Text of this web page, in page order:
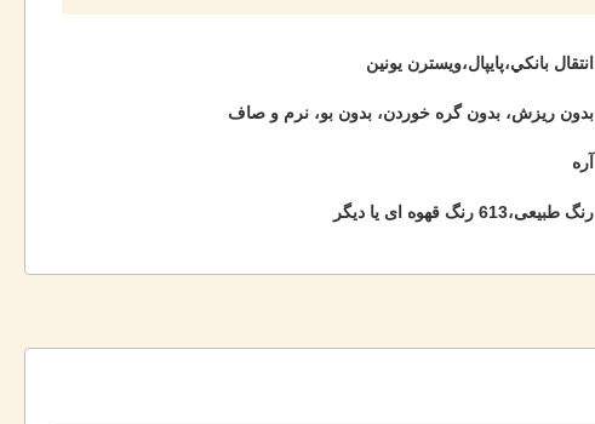
انتقال بانکي،پايپال،ويسترن يونين
بدون ریزش، بدون گره خوردن، بدون بو، نرم و صاف
آره
رنگ طبیعی،613 رنگ قهوه ای یا دیگر